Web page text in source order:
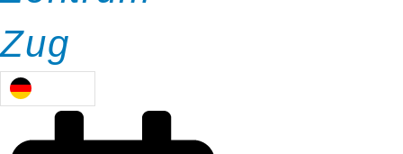
Zug